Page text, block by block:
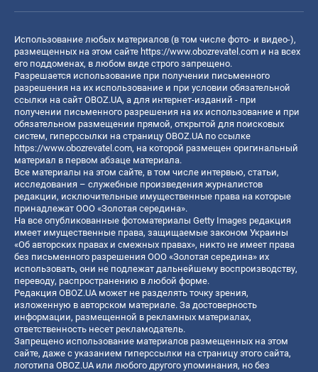
Использование любых материалов (в том числе фото- и видео-),
размещенных на этом сайте https://www.obozrevatel.com и на всех
его поддоменах, в любом виде строго запрещено.
Разрешается использование при получении письменного
разрешения на их использование и при условии обязательной
ссылки на сайт OBOZ.UA, а для интернет-изданий - при
получении письменного разрешения на их использование и при
обязательном размещении прямой, открытой для поисковых
систем, гиперссылки на страницу OBOZ.UA по ссылке
https://www.obozrevatel.com, на которой размещен оригинальный
материал в первом абзаце материала.
Все материалы на этом сайте, в том числе интервью, статьи,
исследования – служебные произведения журналистов
редакции, исключительные имущественные права на которые
принадлежат ООО «Золотая середина».
На все опубликованные фотоматериалы Getty Images редакция
имеет имущественные права, защищаемые законом Украины
«Об авторских правах и смежных правах», никто не имеет права
без письменного разрешения ООО «Золотая середина» их
использовать, они не подлежат дальнейшему воспроизводству,
переводу, распространению в любой форме.
Редакция OBOZ.UA может не разделять точку зрения,
изложенную в авторском материале. За достоверность
информации, размещенной в рекламных материалах,
ответственность несет рекламодатель.
Запрещено использование материалов размещенных на этом
сайте, даже с указанием гиперссылки на страницу этого сайта,
логотипа OBOZ.UA или любого другого упоминания, но без